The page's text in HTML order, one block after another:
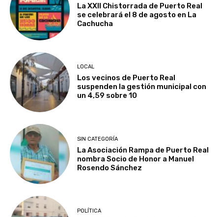
La XXII Chistorrada de Puerto Real
se celebrará el 8 de agosto en La
Cachucha
LOCAL
Los vecinos de Puerto Real
suspenden la gestión municipal con
un 4,59 sobre 10
SIN CATEGORÍA
La Asociación Rampa de Puerto Real
nombra Socio de Honor a Manuel
Rosendo Sánchez
POLÍTICA